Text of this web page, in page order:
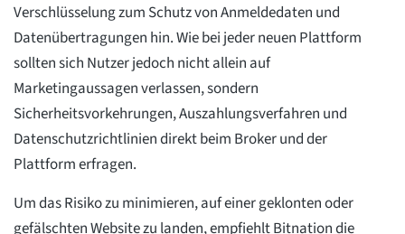
Verschlüsselung zum Schutz von Anmeldedaten und
Datenübertragungen hin. Wie bei jeder neuen Plattform
sollten sich Nutzer jedoch nicht allein auf
Marketingaussagen verlassen, sondern
Sicherheitsvorkehrungen, Auszahlungsverfahren und
Datenschutzrichtlinien direkt beim Broker und der
Plattform erfragen.
Um das Risiko zu minimieren, auf einer geklonten oder
gefälschten Website zu landen, empfiehlt Bitnation die